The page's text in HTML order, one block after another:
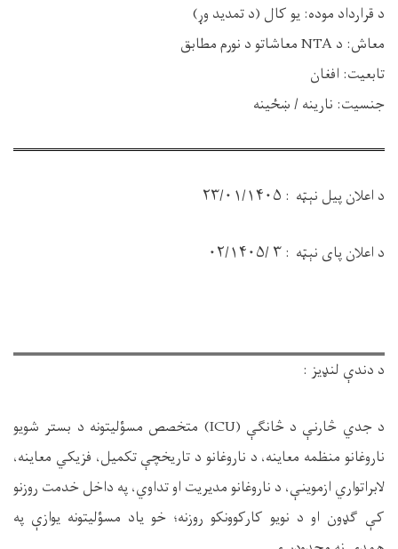
د قرارداد موده:یو کال (د تمدید وړ)
معاش: دNTAمعاشاتود نورم مطابق
تابعیت: افغان
جنسیت: نارینه / ښځینه
د اعلان پیل نېټه :
د اعلان پای نېټه :
د دندې لنډیز :
د جدي څارنې د څانګې (ICU) متخصص مسؤلیتونه د بستر شویو
ناروغانو منظمه معاینه، د ناروغانو د تاریخچې تکمیل، فزیکي معاینه،
لابراتواري ازموینې، د ناروغانو مدیریت او تداوي، په داخل خدمت روزنو
کې ګډون او د نویو کارکوونکو روزنه؛ خو یاد مسؤلیتونه یوازې په